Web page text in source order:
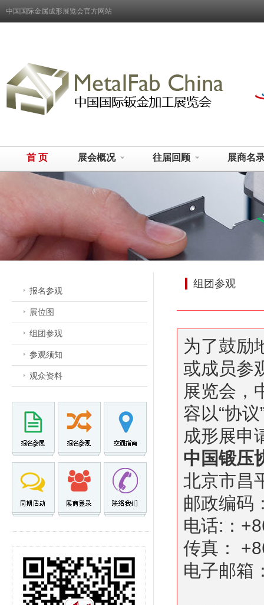
中国国际金属成形展览会官方网站
首 页 展会概况 往届回顾 展商名
报名参观
展位图
组团参观
参观须知
观众资料
组团参观
为了鼓励
或成员参
展览会，
容以“协
成形展申
中国锻压
北京市昌
邮政编码
电话:：
传真：
电子邮箱